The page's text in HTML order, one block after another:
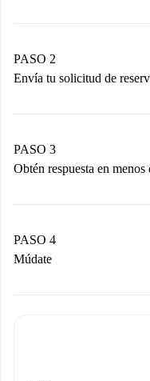
Tienes toda la
PASO 2
Envía tu solicitud de
propietario acepte.
PASO 3
Obtén respuesta en menos
contacto con el
Si es rechazada: No
Prueba de
PASO 4
Múdate
no nos comunicas